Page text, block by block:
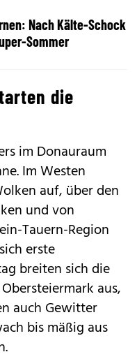
Nach Kälte-Schock
Sommer
die
im Donauraum
Im Westen
auf, über den
und von
Tauern-Region
erste
breiten sich die
aus,
auch Gewitter
bis mäßig aus